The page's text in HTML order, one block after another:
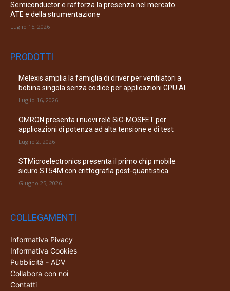
Semiconductor e rafforza la presenza nel mercato
ATE e della strumentazione
Luglio 15, 2026
PRODOTTI
Melexis amplia la famiglia di driver per ventilatori a
bobina singola senza codice per applicazioni GPU AI
Luglio 16, 2026
OMRON presenta i nuovi relè SiC-MOSFET per
applicazioni di potenza ad alta tensione e di test
Luglio 2, 2026
STMicroelectronics presenta il primo chip mobile
sicuro ST54M con crittografia post-quantistica
Giugno 25, 2026
COLLEGAMENTI
Informativa Pivacy
Informativa Cookies
Pubblicità - ADV
Collabora con noi
Contatti